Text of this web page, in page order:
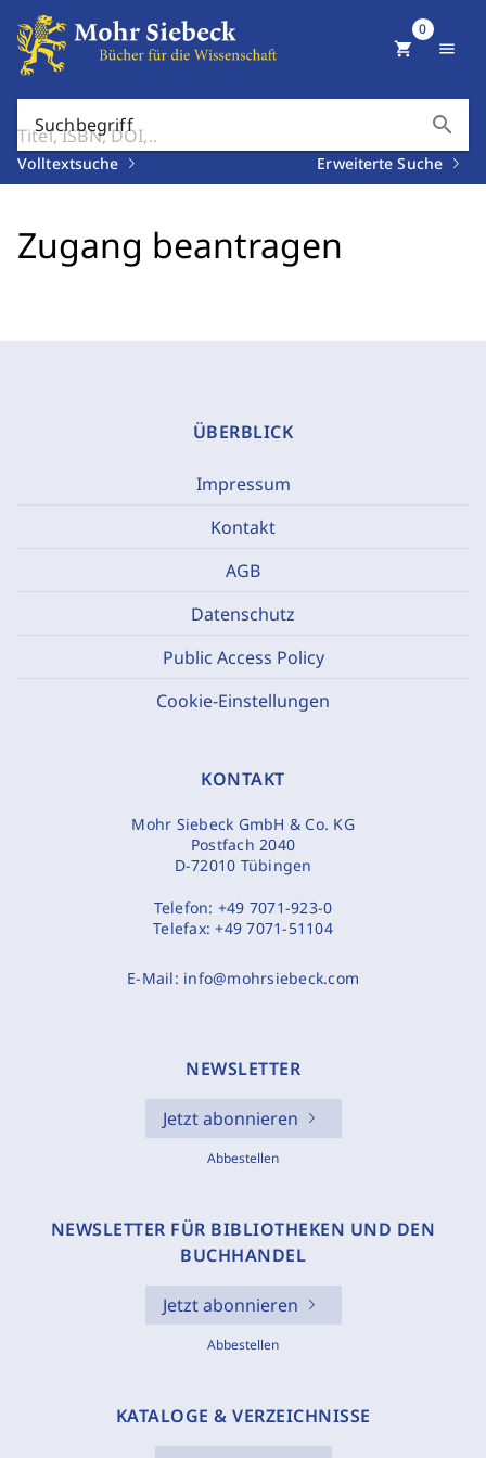
Suchbegriff search
Volltextsuche Erweiterte Suche
shopping_cart
0
menu
Zugang beantragen
ÜBERBLICK
Impressum
Kontakt
AGB
Datenschutz
Public Access Policy
Cookie-Einstellungen
KONTAKT
Mohr Siebeck GmbH & Co. KG
Postfach 2040
D-72010 Tübingen
Telefon: +49 7071-923-0
Telefax:+49 7071-51104
E-Mail: info@mohrsiebeck.com
NEWSLETTER
Jetzt abonnieren
Abbestellen
NEWSLETTER FÜR BIBLIOTHEKEN UND DEN
BUCHHANDEL
Jetzt abonnieren
Abbestellen
KATALOGE & VERZEICHNISSE